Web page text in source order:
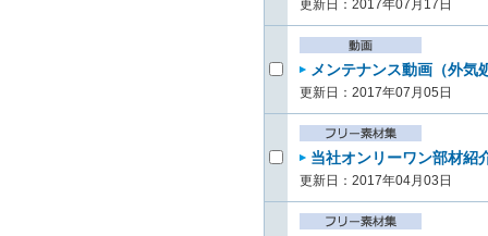
更新日：2017年07月17日
メンテナンス動画（外
更新日：2017年07月05日
当社オンリーワン部材
更新日：2017年04月03日